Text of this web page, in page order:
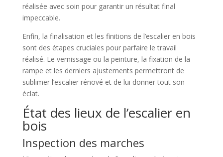
réalisée avec soin pour garantir un résultat final
impeccable.
Enfin, la finalisation et les finitions de l’escalier en bois
sont des étapes cruciales pour parfaire le travail
réalisé. Le vernissage ou la peinture, la fixation de la
rampe et les derniers ajustements permettront de
sublimer l’escalier rénové et de lui donner tout son
éclat.
État des lieux de l’escalier en
bois
Inspection des marches